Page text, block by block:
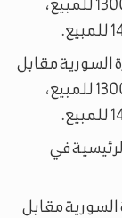
الدولار الأمريكي، سعر 12900 للشراء، و 13000 للمبيع،
مقابل
الدولار الأمريكي، سعر 12900 للشراء، و 13000 للمبيع،
في
مقابل